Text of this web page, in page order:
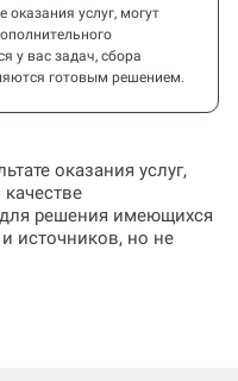
услуг, могут
у вас задач, сбора
готовым решением.
оказания услуг,
решения имеющихся
источников, но не